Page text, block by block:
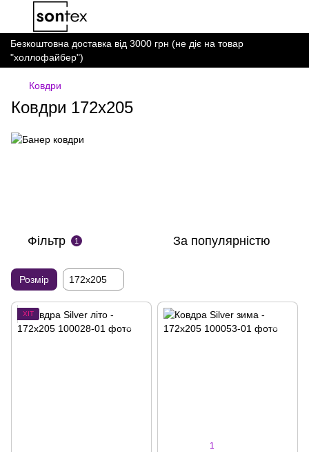
Безкоштовна доставка від 3000 грн (не діє на товар
"холлофайбер")
Ковдри
Ковдри 172х205
Фільтр 1 За популярністю
Розмір 172x205
ХІТ
1